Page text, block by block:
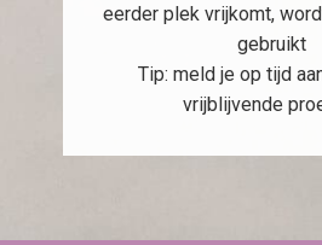
eerder plek vrijkomt,
gebruikt
Tip: meld je op tijd
vrijblijvende